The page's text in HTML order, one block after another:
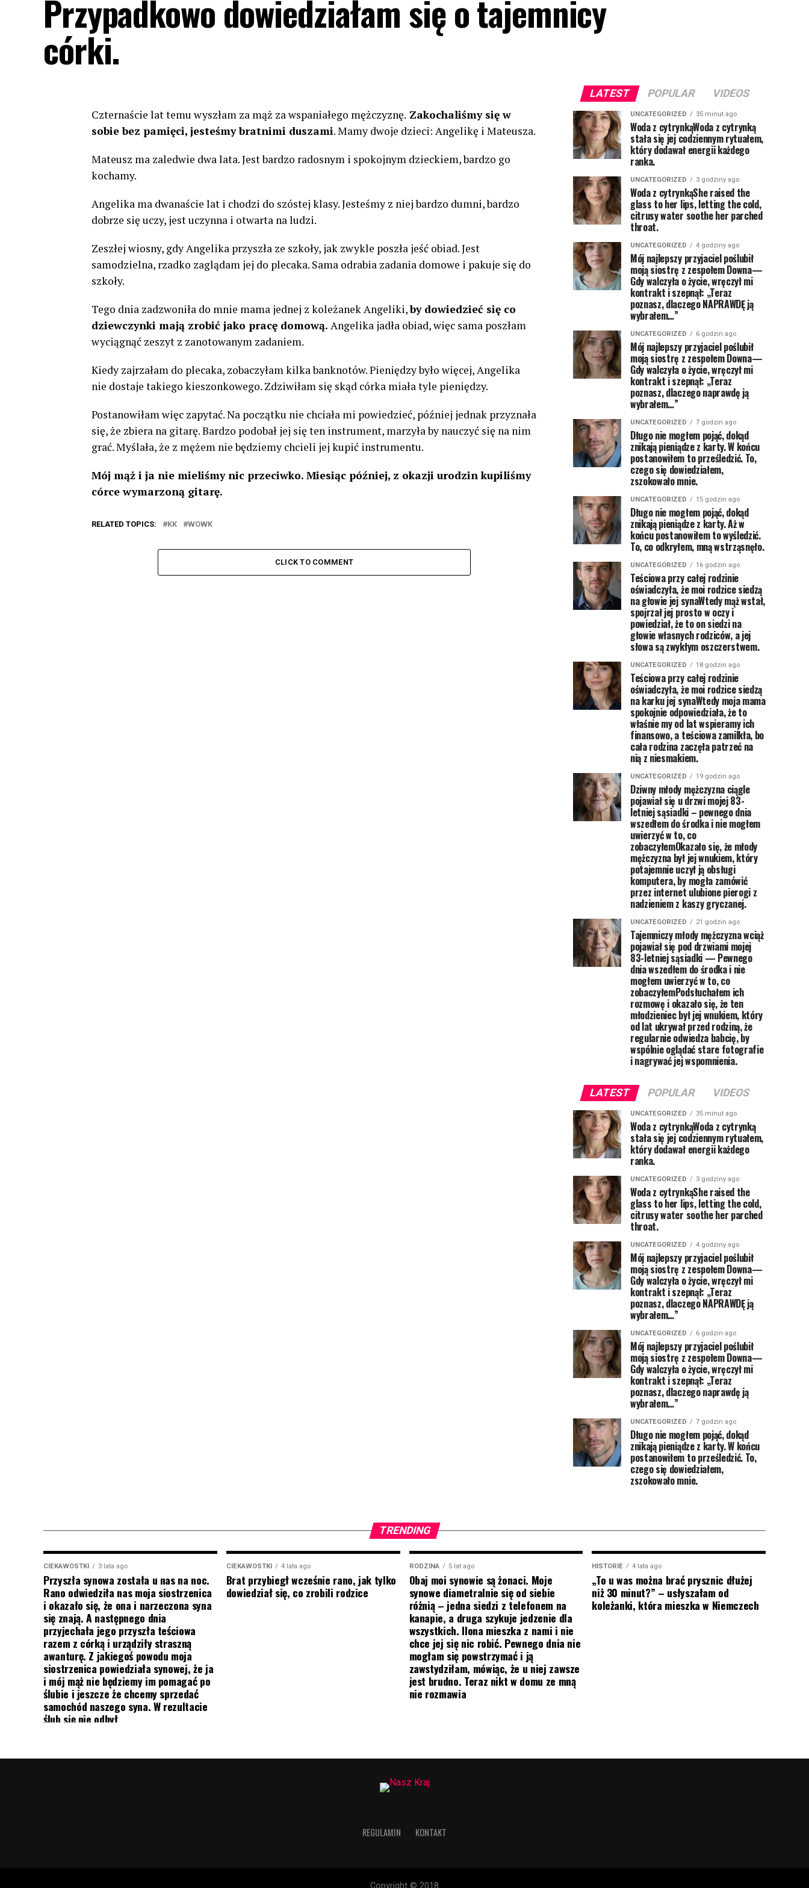
Przypadkowo dowiedziałam się o tajemnicy
córki.
Czternaście lat temu wyszłam za mąż za wspaniałego mężczyznę. Zakochaliśmy się w
sobie bez pamięci, jesteśmy bratnimi duszami. Mamy dwoje dzieci: Angelikę i Mateusza.
Mateusz ma zaledwie dwa lata. Jest bardzo radosnym i spokojnym dzieckiem, bardzo go
kochamy.
Angelika ma dwanaście lat i chodzi do szóstej klasy. Jesteśmy z niej bardzo dumni, bardzo
dobrze się uczy, jest uczynna i otwarta na ludzi.
Zeszłej wiosny, gdy Angelika przyszła ze szkoły, jak zwykle poszła jeść obiad. Jest
samodzielna, rzadko zaglądam jej do plecaka. Sama odrabia zadania domowe i pakuje się do
szkoły.
Tego dnia zadzwoniła do mnie mama jednej z koleżanek Angeliki,by dowiedzieć się co
dziewczynki mają zrobić jako pracę domową. Angelika jadła obiad, więc sama poszłam
wyciągnąć zeszyt z zanotowanym zadaniem.
Kiedy zajrzałam do plecaka, zobaczyłam kilka banknotów. Pieniędzy było więcej, Angelika
nie dostaje takiego kieszonkowego. Zdziwiłam się skąd córka miała tyle pieniędzy.
Postanowiłam więc zapytać. Na początku nie chciała mi powiedzieć, później jednak przyznała
się, że zbiera na gitarę. Bardzo podobał jej się ten instrument, marzyła by nauczyć się na nim
grać. Myślała, że z mężem nie będziemy chcieli jej kupić instrumentu.
Mój mąż i ja nie mieliśmy nic przeciwko. Miesiąc później, z okazji urodzin kupiliśmy
córce wymarzoną gitarę.
RELATED TOPICS: KK WOWK
CLICK TO COMMENT
LATEST POPULAR VIDEOS
UNCATEGORIZED 35 minut ago
Woda z cytrynkąWoda z cytrynką
stała się jej codziennym rytuałem,
który dodawał energii każdego
ranka.
UNCATEGORIZED 3 godziny ago
Woda z cytrynkąShe raised the
glass to her lips, letting the cold,
citrusy water soothe her parched
throat.
UNCATEGORIZED 4 godziny ago
Mój najlepszy przyjaciel poślubił
moją siostrę z zespołem Downa—
Gdy walczyła o życie, wręczył mi
kontrakt i szepnął: „Teraz
poznasz, dlaczego NAPRAWDĘ ją
wybrałem…”
UNCATEGORIZED 6 godzin ago
Mój najlepszy przyjaciel poślubił
moją siostrę z zespołem Downa—
Gdy walczyła o życie, wręczył mi
kontrakt i szepnął: „Teraz
poznasz, dlaczego naprawdę ją
wybrałem…”
UNCATEGORIZED 7 godzin ago
Długo nie mogłem pojąć, dokąd
znikają pieniądze z karty. W końcu
postanowiłem to prześledzić. To,
czego się dowiedziałem,
zszokowało mnie.
UNCATEGORIZED 15 godzin ago
Długo nie mogłem pojąć, dokąd
znikają pieniądze z karty. Aż w
końcu postanowiłem to wyśledzić.
To, co odkryłem, mną wstrząsnęło.
UNCATEGORIZED 16 godzin ago
Teściowa przy całej rodzinie
oświadczyła, że moi rodzice siedzą
na głowie jej synaWtedy mąż wstał,
spojrzał jej prosto w oczy i
powiedział, że to on siedzi na
głowie własnych rodziców, a jej
słowa są zwykłym oszczerstwem.
UNCATEGORIZED 18 godzin ago
Teściowa przy całej rodzinie
oświadczyła, że moi rodzice siedzą
na karku jej synaWtedy moja mama
spokojnie odpowiedziała, że to
właśnie my od lat wspieramy ich
finansowo, a teściowa zamilkła, bo
cała rodzina zaczęła patrzeć na
nią z niesmakiem.
UNCATEGORIZED 19 godzin ago
Dziwny młody mężczyzna ciągle
pojawiał się u drzwi mojej 83-
letniej sąsiadki – pewnego dnia
wszedłem do środka i nie mogłem
uwierzyć w to, co
zobaczyłemOkazało się, że młody
mężczyzna był jej wnukiem, który
potajemnie uczył ją obsługi
komputera, by mogła zamówić
przez internet ulubione pierogi z
nadzieniem z kaszy gryczanej.
UNCATEGORIZED 21 godzin ago
Tajemniczy młody mężczyzna wciąż
pojawiał się pod drzwiami mojej
83-letniej sąsiadki — Pewnego
dnia wszedłem do środka i nie
mogłem uwierzyć w to, co
zobaczyłemPodsłuchałem ich
rozmowę i okazało się, że ten
młodzieniec był jej wnukiem, który
od lat ukrywał przed rodziną, że
regularnie odwiedza babcię, by
wspólnie oglądać stare fotografie
i nagrywać jej wspomnienia.
LATEST POPULAR VIDEOS
UNCATEGORIZED 35 minut ago
Woda z cytrynkąWoda z cytrynką
stała się jej codziennym rytuałem,
który dodawał energii każdego
ranka.
UNCATEGORIZED 3 godziny ago
Woda z cytrynkąShe raised the
glass to her lips, letting the cold,
citrusy water soothe her parched
throat.
UNCATEGORIZED 4 godziny ago
Mój najlepszy przyjaciel poślubił
moją siostrę z zespołem Downa—
Gdy walczyła o życie, wręczył mi
kontrakt i szepnął: „Teraz
poznasz, dlaczego NAPRAWDĘ ją
wybrałem…”
UNCATEGORIZED 6 godzin ago
Mój najlepszy przyjaciel poślubił
moją siostrę z zespołem Downa—
Gdy walczyła o życie, wręczył mi
kontrakt i szepnął: „Teraz
poznasz, dlaczego naprawdę ją
wybrałem…”
UNCATEGORIZED 7 godzin ago
Długo nie mogłem pojąć, dokąd
znikają pieniądze z karty. W końcu
postanowiłem to prześledzić. To,
czego się dowiedziałem,
zszokowało mnie.
TRENDING
CIEKAWOSTKI 3 lata ago
Przyszła synowa została u nas na noc.
Rano odwiedziła nas moja siostrzenica
i okazało się, że ona i narzeczona syna
się znają. A następnego dnia
przyjechała jego przyszła teściowa
razem z córką i urządziły straszną
awanturę. Z jakiegoś powodu moja
siostrzenica powiedziała synowej, że ja
i mój mąż nie będziemy im pomagać po
ślubie i jeszcze że chcemy sprzedać
samochód naszego syna. W rezultacie
ślub się nie odbył
CIEKAWOSTKI 4 lata ago
Brat przybiegł wcześnie rano, jak tylko
dowiedział się, co zrobili rodzice
RODZINA 5 lat ago
Obaj moi synowie są żonaci. Moje
synowe diametralnie się od siebie
różnią – jedna siedzi z telefonem na
kanapie, a druga szykuje jedzenie dla
wszystkich. Ilona mieszka z nami i nie
chce jej się nic robić. Pewnego dnia nie
mogłam się powstrzymać i ją
zawstydziłam, mówiąc, że u niej zawsze
jest brudno. Teraz nikt w domu ze mną
nie rozmawia
HISTORIE 4 lata ago
„To u was można brać prysznic dłużej
niż 30 minut?” – usłyszałam od
koleżanki, która mieszka w Niemczech
REGULAMIN KONTAKT
Copyright © 2018